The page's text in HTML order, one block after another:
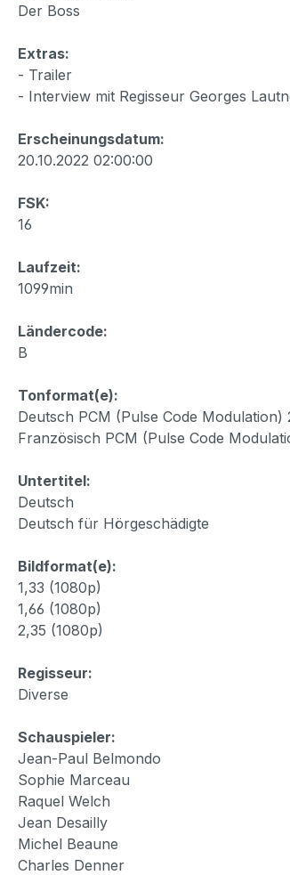
Der Boss
Extras:
- Trailer
- Interview mit Regisseur Georges
Erscheinungsdatum:
20.10.2022 02:00:00
FSK:
16
Laufzeit:
1099min
Ländercode:
B
Tonformat(e):
Deutsch PCM (Pulse Code Modulation)
Französisch PCM (Pulse Code
Untertitel:
Deutsch
Deutsch für Hörgeschädigte
Bildformat(e):
1,33 (1080p)
1,66 (1080p)
2,35 (1080p)
Regisseur:
Diverse
Schauspieler:
Jean-Paul Belmondo
Sophie Marceau
Raquel Welch
Jean Desailly
Michel Beaune
Charles Denner